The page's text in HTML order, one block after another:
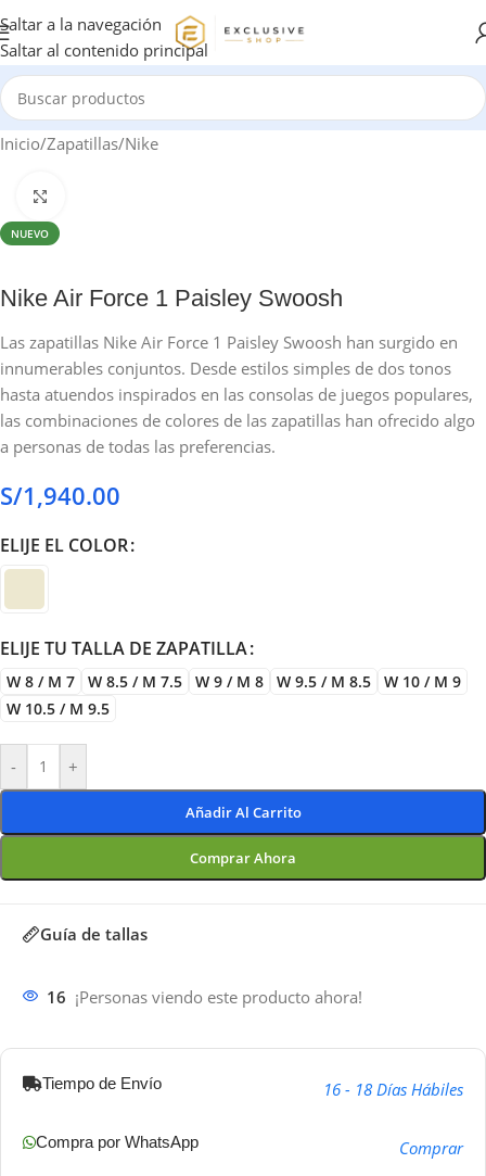
Saltar a la navegación
Saltar al contenido principal
Inicio/Zapatillas/Nike
NUEVO
Nike Air Force 1 Paisley Swoosh
Las zapatillas Nike Air Force 1 Paisley Swoosh han surgido en
innumerables conjuntos. Desde estilos simples de dos tonos
hasta atuendos inspirados en las consolas de juegos populares,
las combinaciones de colores de las zapatillas han ofrecido algo
a personas de todas las preferencias.
S/1,940.00
ELIJE EL COLOR
ELIJE TU TALLA DE ZAPATILLA
W 8 / M 7 W 8.5 / M 7.5 W 9 / M 8 W 9.5 / M 8.5
W 10 / M 9
W 10.5 / M 9.5
- +
Añadir Al Carrito
Comprar Ahora
Guía de tallas
16 ¡Personas viendo este producto ahora!
Tiempo de Envío 16 - 18 Días Hábiles
Compra por WhatsApp Comprar